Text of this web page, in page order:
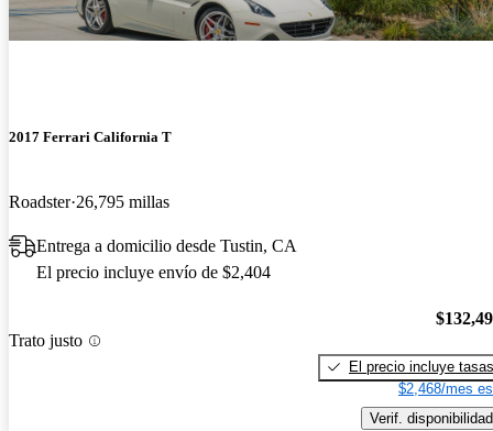
2017 Ferrari California T
Roadster 26,795 millas
Entrega a domicilio desde Tustin, CA
El precio incluye envío de $2,404
Trato justo
El precio incluye tasas
$2,468/mes
Verif. disponibilidad